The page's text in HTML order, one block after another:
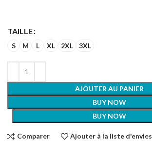
TAILLE
S M L XL 2XL 3XL
AJOUTER AU PANIER
BUY NOW
BUY NOW
Comparer Ajouter à la liste d'envies